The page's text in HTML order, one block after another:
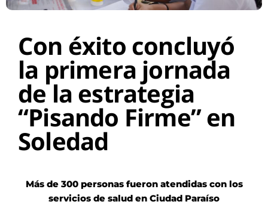
Con éxito concluyó
la primera jornada
de la estrategia
“Pisando Firme” en
Soledad
Más de 300 personas fueron atendidas con los
servicios de salud en Ciudad Paraíso